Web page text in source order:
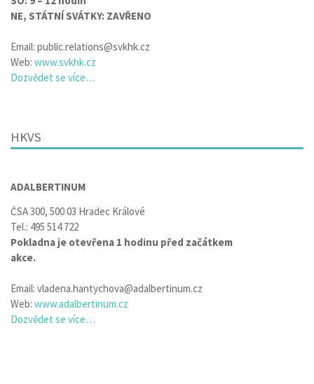
NE, STÁTNÍ SVÁTKY: ZAVŘENO
Email: public.relations@svkhk.cz
Web: www.svkhk.cz
Dozvědet se více…
HKVS
ADALBERTINUM
ČSA 300, 500 03 Hradec Králové
Tel.: 495 514 722
Pokladna je otevřena 1 hodinu před začátkem
akce.
Email: vladena.hantychova@adalbertinum.cz
Web: www.adalbertinum.cz
Dozvědet se více…